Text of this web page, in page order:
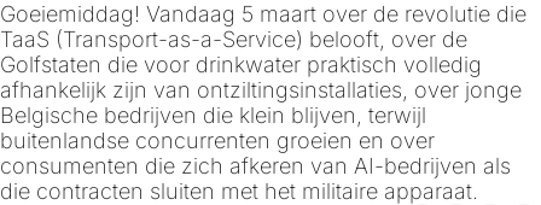
Goeiemiddag! Vandaag 5 maart over de revolutie die
TaaS (Transport-as-a-Service) belooft, over de
Golfstaten die voor drinkwater praktisch volledig
afhankelijk zijn van ontziltingsinstallaties, over jonge
Belgische bedrijven die klein blijven, terwijl
buitenlandse concurrenten groeien en over
consumenten die zich afkeren van AI-bedrijven als
die contracten sluiten met het militaire apparaat.